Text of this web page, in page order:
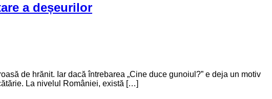
a deșeurilor
de hrănit. Iar dacă întrebarea „Cine duce gunoiul?” e deja un motiv
La nivelul României, există […]